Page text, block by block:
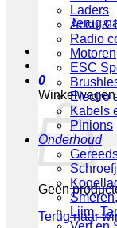
Terug
0
Winkelwagen
Geen
Terug naar
Laders
Accu &
Radio
Motoren
ESC
Electro
Kabels
Pinions
Onderhoud
Lijm,